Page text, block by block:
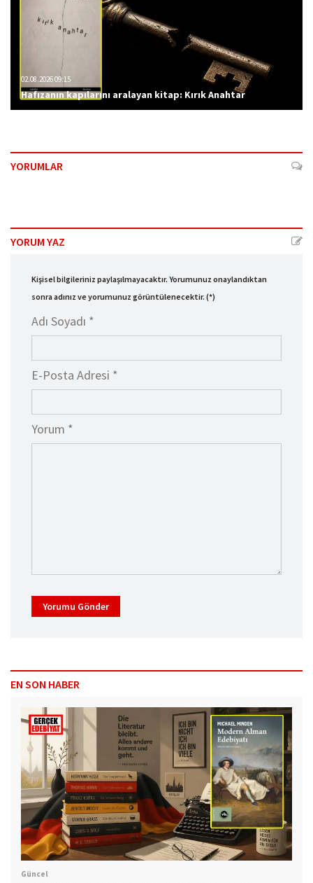
02.08.2026 09:15
Hafızanın kapılarını aralayan kitap: Kırık Anahtar
YORUMLAR
YORUM YAZ
Kişisel bilgileriniz paylaşılmayacaktır. Yorumunuz onaylandıktan
sonra adınız ve yorumunuz görüntülenecektir. (*)
Adı Soyadı *
E-Posta Adresi *
Yorum *
Yorumu Gönder
EN SON HABER
Güncel